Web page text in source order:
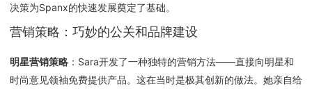
决策为Spanx的快速发展奠定了基础。
营销策略：巧妙的公关和品牌建设
明星营销策略 ：Sara开发了一种独特的营销方法——直接向明星和
时尚意见领袖免费提供产品。这在当时是极其创新的做法。她亲自给